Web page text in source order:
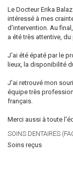
Le Docteur Erika
intéressé à mes
d'intervention. Au
a été très attentive,
J'ai été épaté par le
lieux, la disponibilité
J'ai retrouvé mon
équipe très
français.
Merci aussi à toute
SOINS DENTAIRES
Soins reçus